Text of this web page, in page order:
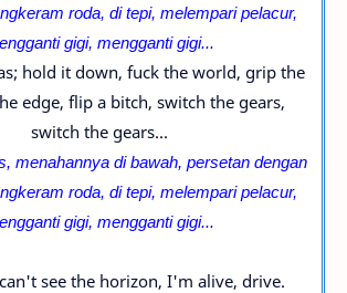
roda, di tepi, melempari pelacur,
gigi, mengganti gigi...
hold it down, fuck the world, grip the
edge, flip a bitch, switch the gears,
switch the gears...
menahannya di bawah, persetan dengan
roda, di tepi, melempari pelacur,
gigi, mengganti gigi...
see the horizon, I'm alive, drive.